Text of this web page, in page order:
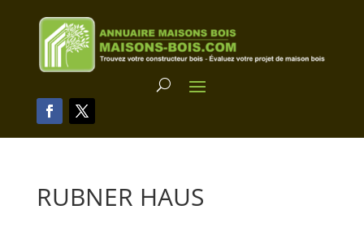
RUBNER HAUS